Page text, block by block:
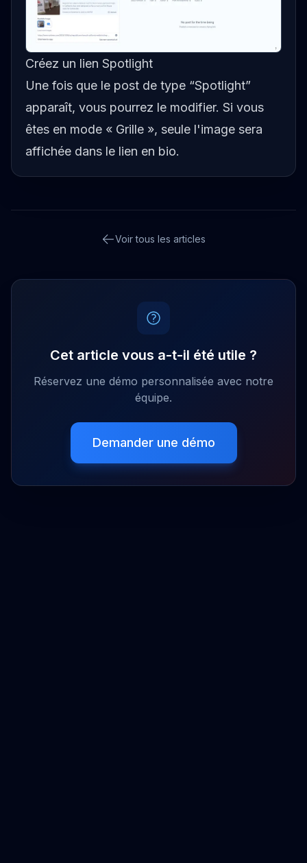
Créez un lien Spotlight
Une fois que le post de type “Spotlight”
apparaît, vous pourrez le modifier. Si vous
êtes en mode « Grille », seule l'image sera
affichée dans le lien en bio.
Voir tous les articles
Cet article vous a-t-il été utile ?
Réservez une démo personnalisée avec notre
équipe.
Demander une démo